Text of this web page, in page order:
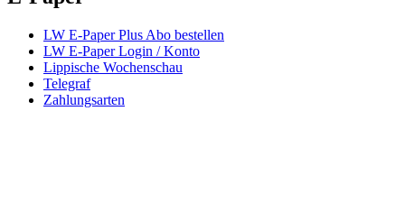
LW E-Paper Plus Abo bestellen
LW E-Paper Login / Konto
Lippische Wochenschau
Telegraf
Zahlungsarten